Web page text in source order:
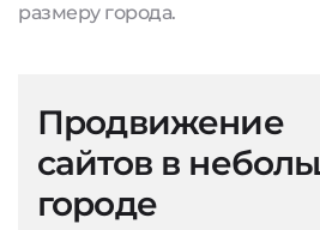
размеру города.
Продвижение
сайтов в
городе